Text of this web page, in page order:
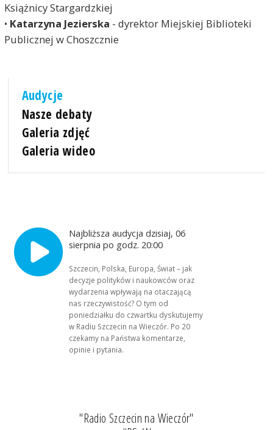
Książnicy Stargardzkiej
• Katarzyna Jezierska - dyrektor Miejskiej Biblioteki
Publicznej w Choszcznie
Audycje
Nasze debaty
Galeria zdjęć
Galeria wideo
Najbliższa audycja dzisiaj, 06
sierpnia po godz. 20:00
Szczecin, Polska, Europa, Świat – jak
decyzje polityków i naukowców oraz
wydarzenia wpływają na otaczającą
nas rzeczywistość? O tym od
poniedziałku do czwartku dyskutujemy
w Radiu Szczecin na Wieczór. Po 20
czekamy na Państwa komentarze,
opinie i pytania.
"Radio Szczecin na Wieczór"